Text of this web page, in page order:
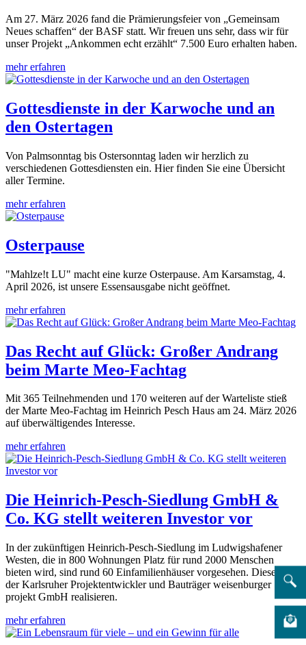
Am 27. März 2026 fand die Prämierungsfeier von „Gemeinsam
Neues schaffen“ der BASF statt. Wir freuen uns sehr, dass wir für
unser Projekt „Ankommen echt erzählt“ 7.500 Euro erhalten haben.
mehr erfahren
Gottesdienste in der Karwoche und an
den Ostertagen
Von Palmsonntag bis Ostersonntag laden wir herzlich zu
verschiedenen Gottesdiensten ein. Hier finden Sie eine Übersicht
aller Termine.
mehr erfahren
Osterpause
"Mahlze!t LU" macht eine kurze Osterpause. Am Karsamstag, 4.
April 2026, ist unsere Essensausgabe nicht geöffnet.
mehr erfahren
Das Recht auf Glück: Großer Andrang
beim Marte Meo-Fachtag
Mit 365 Teilnehmenden und 170 weiteren auf der Warteliste stieß
der Marte Meo-Fachtag im Heinrich Pesch Haus am 24. März 2026
auf überwältigendes Interesse.
mehr erfahren
Die Heinrich-Pesch-Siedlung GmbH &
Co. KG stellt weiteren Investor vor
In der zukünftigen Heinrich-Pesch-Siedlung im Ludwigshafener
Westen, die in 800 Wohnungen Platz für rund 2000 Menschen
bieten wird, sind rund 60 Einfamilienhäuser vorgesehen. Diese wird
der Karlsruher Projektentwickler und Bauträger weisenburger
projekt GmbH realisieren.
mehr erfahren